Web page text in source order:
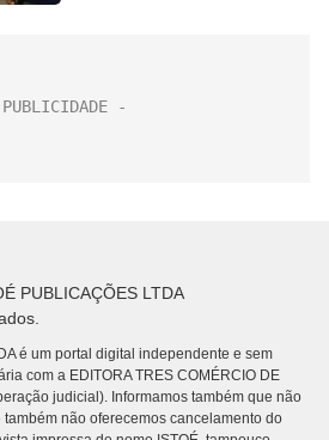
PUBLICAÇÕES LTDA
é um portal digital independente e sem
com a EDITORA TRES COMÉRCIO DE
judicial). Informamos também que não
não oferecemos cancelamento do